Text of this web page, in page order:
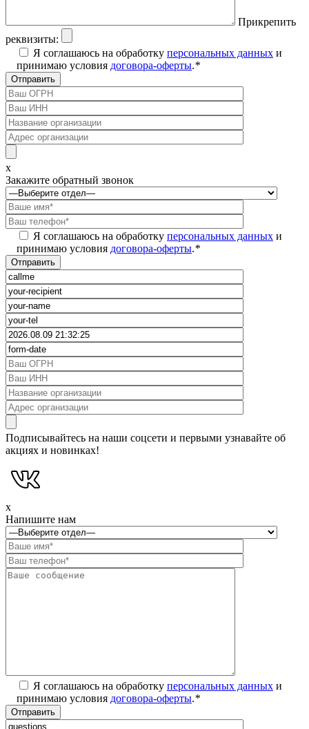
Прикрепить
реквизиты:
Я соглашаюсь на обработку персональных данных и
принимаю условия договора-оферты.*
x
Закажите обратный звонок
Я соглашаюсь на обработку персональных данных и
принимаю условия договора-оферты.*
Подписывайтесь на наши соцсети и первыми узнавайте об
акциях и новинках!
x
Напишите нам
Я соглашаюсь на обработку персональных данных и
принимаю условия договора-оферты.*